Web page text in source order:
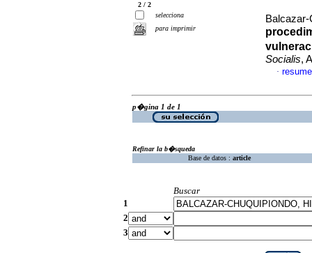
2 / 2
selecciona
para imprimir
Socialis,
·
p�gina 1 de 1
Refinar la b�squeda
Base de datos : article
Buscar
1
2
3